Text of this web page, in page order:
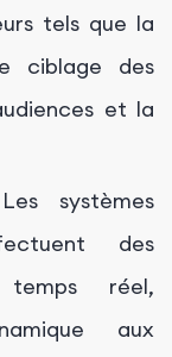
tels que la
ciblage des
et la
systèmes
des
temps réel,
aux